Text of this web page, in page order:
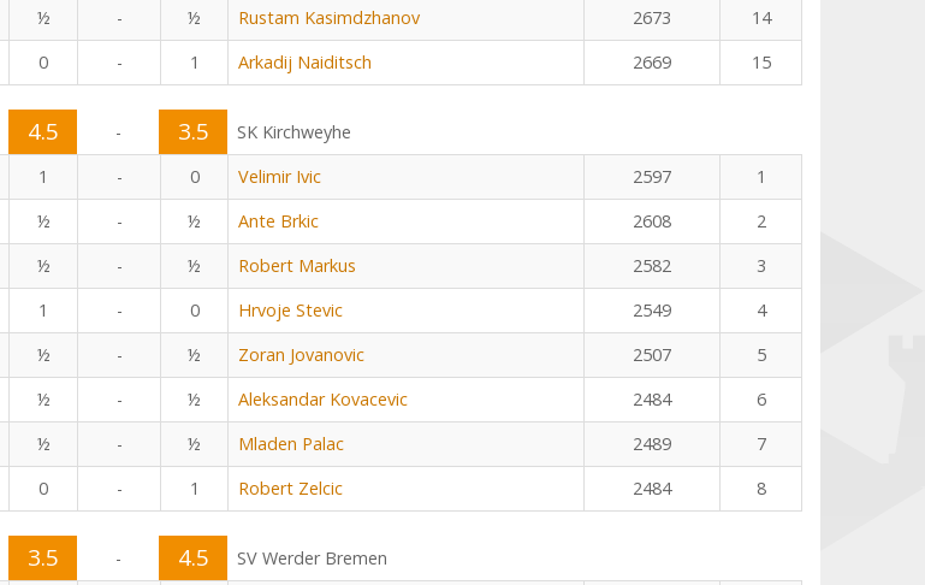
½ - ½ Rustam Kasimdzhanov 2673
14
0 - 1 Arkadij Naiditsch 2669 15
4.5 - 3.5
SK Kirchweyhe
1 - 0 Velimir Ivic 2597
1
½ - ½ Ante Brkic 2608
2
½ - ½ Robert Markus 2582
3
1 - 0 Hrvoje Stevic 2549
4
½ - ½ Zoran Jovanovic 2507
5
½ - ½ Aleksandar Kovacevic 2484
6
½ - ½ Mladen Palac 2489
7
0 - 1 Robert Zelcic 2484 8
3.5 - 4.5
SV Werder Bremen